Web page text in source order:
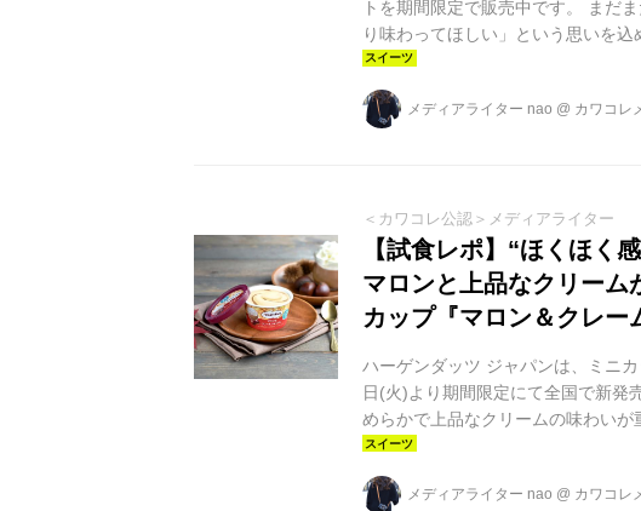
トを期間限定で販売中です。 まだ
り味わってほしい」という思いを
品ラインナップ ●モンブランパフェ
られたパフェメニューです。北海
らぷるぷるのわらび餅、コーヒー
メディアライター nao @ カワコレ
＜カワコレ公認＞メディアライター
【試食レポ】“ほくほく
マロンと上品なクリーム
カップ『マロン＆クレー
ハーゲンダッツ ジャパンは、ミニ
日(火)より期間限定にて全国で新発
めらかで上品なクリームの味わいが
リーミーな口あたりの中で2種類の
わいをご堪能ください。 栗の繊細
うアイスクリーム 毎年、秋の訪れ
メディアライター nao @ カワコレ